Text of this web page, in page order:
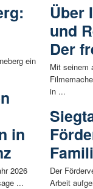
ein
in
2026
...
Über
und
Der
Mit seinem
in ...
Der
Arbeit